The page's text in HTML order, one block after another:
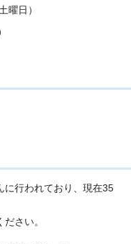
曜日）
に行われており、現在35
さい。